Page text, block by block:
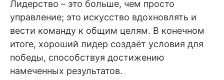
Лидерство – это больше, чем просто
управление; это искусство вдохновлять и
вести команду к общим целям. В конечном
итоге, хороший лидер создаёт условия для
победы, способствуя достижению
намеченных результатов.